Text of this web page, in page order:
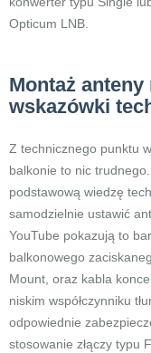
Opticum LNB.
Montaż
wskazówki
Z technicznego punktu
balkonie to nic
podstawową wiedzę
samodzielnie ustawić
YouTube pokazują to
balkonowego
Mount, oraz kabla
niskim współczynniku
odpowiednie
stosowanie złączy typu